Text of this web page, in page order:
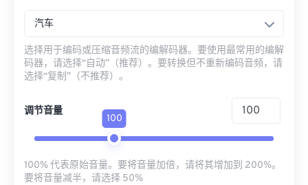
汽车
选择用于编码或压缩音频流的编解码器。要使用最常用的编解
码器，请选择“自动”（推荐）。要转换但不重新编码音频，请
选择“复制”（不推荐）。
调节音量
100
100% 代表原始音量。要将音量加倍，请将其增加到 200%。
要将音量减半，请选择 50%